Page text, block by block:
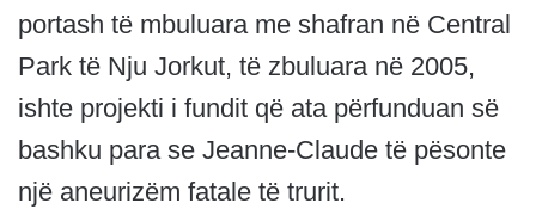
portash të mbuluara me shafran në Central
Park të Nju Jorkut, të zbuluara në 2005,
ishte projekti i fundit që ata përfunduan së
bashku para se Jeanne-Claude të pësonte
një aneurizëm fatale të trurit.